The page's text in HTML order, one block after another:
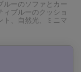
ルーのソファとカー
ブルーのクッショ
ト、自然光、ミニマ